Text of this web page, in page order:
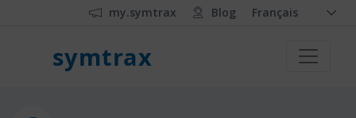
my.symtrax Blog Français
symtrax